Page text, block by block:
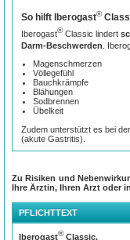
So hilft Iberogast®
Iberogast®Classic lindert
Darm-Beschwerden
.
Magenschmerzen
Völlegefühl
Bauchkrämpfe
Blähungen
Sodbrennen
Übelkeit
Zudem unterstützt es bei
(akute Gastritis).
gelegentlichauf, werden
üppiges Essen, Reisen,
Störung der
Iberogast®Classic lindert
Beschwerden, indem es
Zu Risiken und
Ihre Ärztin, Ihren Arzt oder
PFLICHTTEXT
Iberogast®Classic.